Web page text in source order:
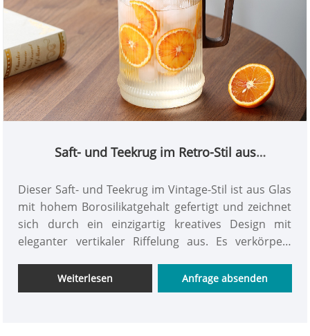
Saft- und Teekrug im Retro-Stil aus
Dieser Saft- und Teekrug im Vintage-Stil ist aus Glas
mit hohem Borosilikatgehalt gefertigt und zeichnet
sich durch ein einzigartig kreatives Design mit
eleganter vertikaler Riffelung aus. Es verkörpert
und hält extremen Temperaturschwankungen stand
– sogar das direkte Erhitzen über einer offenen
Weiterlesen Anfrage absenden